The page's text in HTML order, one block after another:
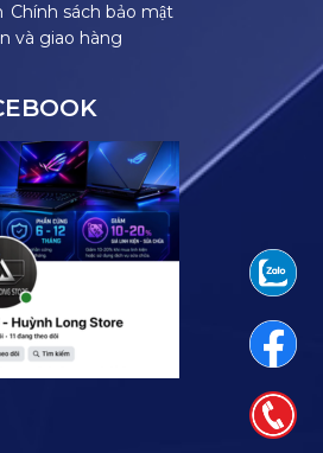
Chính sách bảo mật
và giao hàng